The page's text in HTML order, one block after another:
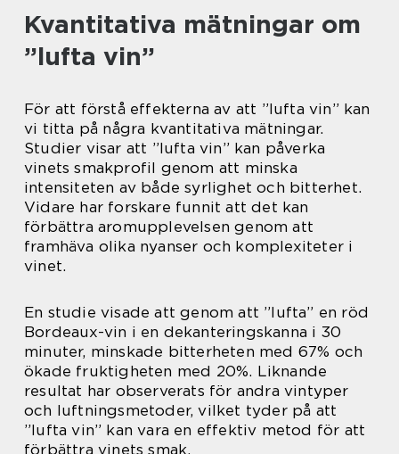
Kvantitativa mätningar om
”lufta vin”
För att förstå effekterna av att ”lufta vin” kan
vi titta på några kvantitativa mätningar.
Studier visar att ”lufta vin” kan påverka
vinets smakprofil genom att minska
intensiteten av både syrlighet och bitterhet.
Vidare har forskare funnit att det kan
förbättra aromupplevelsen genom att
framhäva olika nyanser och komplexiteter i
vinet.
En studie visade att genom att ”lufta” en röd
Bordeaux-vin i en dekanteringskanna i 30
minuter, minskade bitterheten med 67% och
ökade fruktigheten med 20%. Liknande
resultat har observerats för andra vintyper
och luftningsmetoder, vilket tyder på att
”lufta vin” kan vara en effektiv metod för att
förbättra vinets smak.